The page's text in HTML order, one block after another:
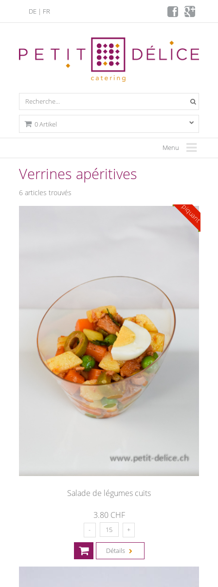
DE | FR
0 Artikel
Menu
Verrines apéritives
6 articles trouvés
piquant
Salade de légumes cuits
3.80 CHF
Détails